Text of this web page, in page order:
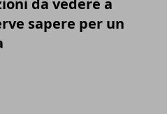
sapere per un